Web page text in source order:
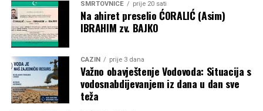
SMRTOVNICE prije 20 sati
Na ahiret preselio ĆORALIĆ (Asim)
IBRAHIM zv. BAJKO
CAZIN prije 3 dana
Važno obavještenje Vodovoda: Situacija s
vodosnabdijevanjem iz dana u dan sve
teža